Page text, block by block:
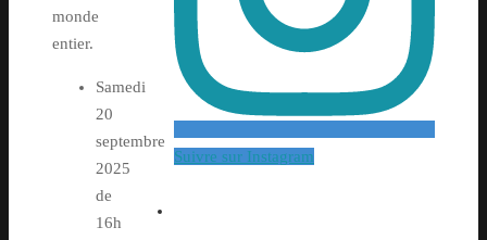
monde
entier.
Samedi
20
septembre
2025
de
16h
Suivre sur Instagram